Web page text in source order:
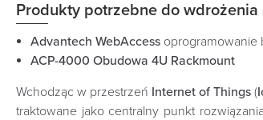
Produkty potrzebne do wdrożenia
Advantech WebAccess oprogramowanie
ACP-4000 Obudowa 4U Rackmount
Wchodząc w przestrzeń Internet of Things (
traktowane jako centralny punkt